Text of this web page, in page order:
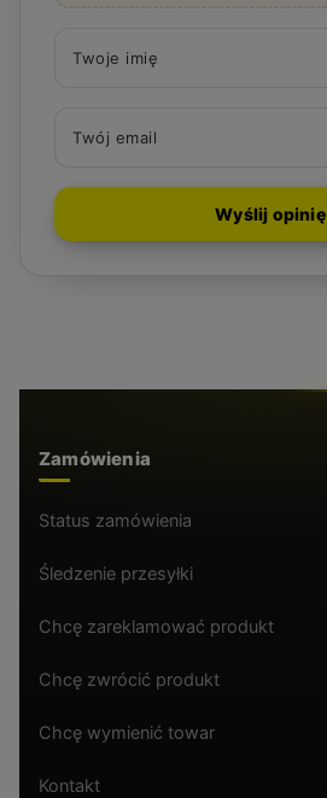
Twoje imię
Twój email
Wyślij opinię
Zamówienia
Status zamówienia
Śledzenie przesyłki
Chcę zareklamować produkt
Chcę zwrócić produkt
Chcę wymienić towar
Kontakt